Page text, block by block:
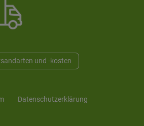
und -kosten
Daten­schutz­erklärung